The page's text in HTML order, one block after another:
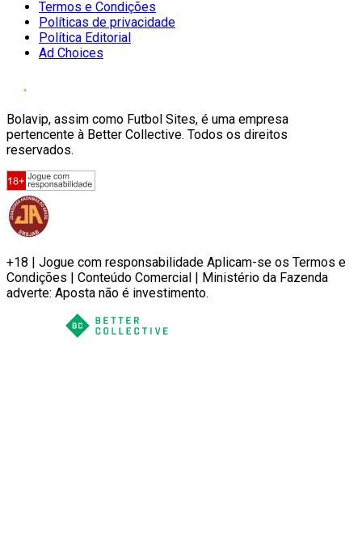
Termos e Condições
Políticas de privacidade
Política Editorial
Ad Choices
Bolavip, assim como Futbol Sites, é uma empresa
pertencente à Better Collective. Todos os direitos
reservados.
+18 | Jogue com responsabilidade Aplicam-se os Termos e
Condições | Conteúdo Comercial | Ministério da Fazenda
adverte: Aposta não é investimento.